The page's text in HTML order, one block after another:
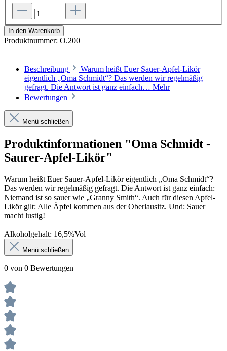
In den Warenkorb
Produktnummer: O.200
Beschreibung
Warum heißt Euer Sauer-Apfel-Likör
eigentlich „Oma Schmidt“? Das werden wir regelmäßig
gefragt. Die Antwort ist ganz einfach… Mehr
Bewertungen
Menü schließen
Produktinformationen "Oma Schmidt -
Saurer-Apfel-Likör"
Warum heißt Euer Sauer-Apfel-Likör eigentlich „Oma Schmidt“?
Das werden wir regelmäßig gefragt. Die Antwort ist ganz einfach:
Niemand ist so sauer wie „Granny Smith“. Auch für diesen Apfel-
Likör gilt: Alle Äpfel kommen aus der Oberlausitz. Und: Sauer
macht lustig!
Alkoholgehalt: 16,5%Vol
Menü schließen
0 von 0 Bewertungen